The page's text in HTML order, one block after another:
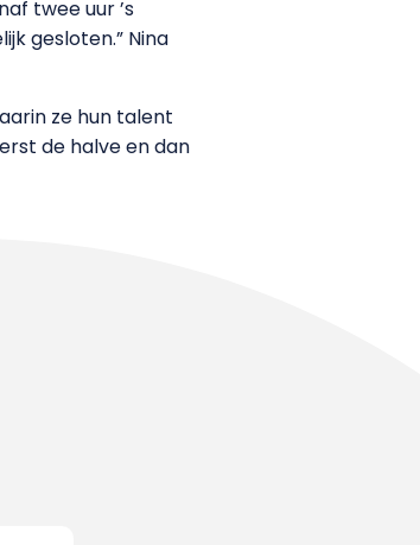
twee uur ’s
gesloten.” Nina
ze hun talent
de halve en dan